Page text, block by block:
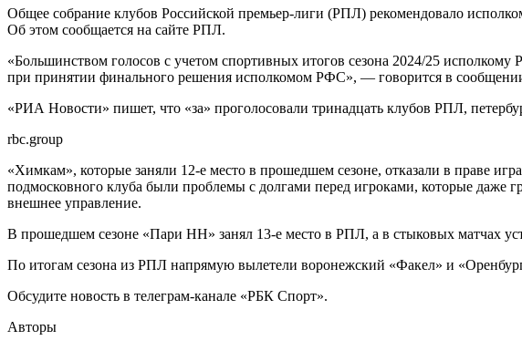
Общее собрание клубов Российской премьер-лиги (РПЛ) рекомендовало
Об этом сообщается на сайте РПЛ.
«Большинством голосов с учетом спортивных итогов сезона 2024/25
при принятии финального решения исполкомом РФС», — говорится в
«РИА Новости» пишет, что «за» проголосовали тринадцать клубов РПЛ,
rbc.group
«Химкам», которые заняли 12-е место в прошедшем сезоне, отказали в праве
подмосковного клуба были проблемы с долгами перед игроками, которые даже
внешнее управление.
В прошедшем сезоне «Пари НН» занял 13-е место в РПЛ, а в стыковых матчах
По итогам сезона из РПЛ напрямую вылетели воронежский «Факел» и
Обсудите новость в телеграм-канале «РБК Спорт».
Авторы